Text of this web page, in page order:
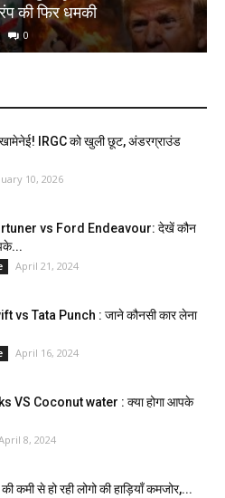
की फिर धमकी
0
IRGC को खुली छूट, अंडरग्राउंड
10, 2026
vs Ford Endeavour: देखें कौन
April 21, 2024
vs Tata Punch : जाने कौनसी कार लेना
April 16, 2024
VS Coconut water : क्या होगा आपके
8, 2024
कमी से हो रही लोगो की हाड़ियाँ कमजोर,...